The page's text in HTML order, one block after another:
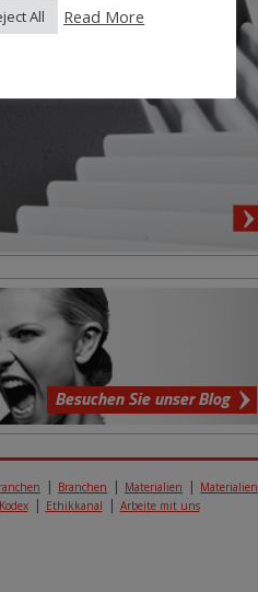
Besuchen Sie unser Blog
Branchen Materialien
Materialien
Ethikkanal Arbeite mit uns
All Read More